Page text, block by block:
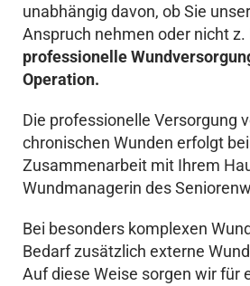
unabhängig davon, ob Sie
Anspruch nehmen oder nicht z.
professionelle
Operation.
Die professionelle Versorgung
chronischen Wunden erfolgt
Zusammenarbeit mit Ihrem
Wundmanagerin des
Bei besonders komplexen
Bedarf zusätzlich externe
Auf diese Weise sorgen wir für